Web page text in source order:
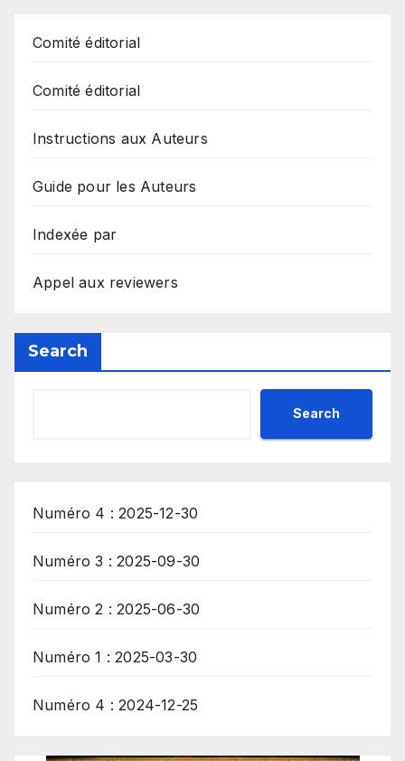
Comité éditorial
Comité éditorial
Instructions aux Auteurs
Guide pour les Auteurs
Indexée par
Appel aux reviewers
Search
Search
Numéro 4 : 2025-12-30
Numéro 3 : 2025-09-30
Numéro 2 : 2025-06-30
Numéro 1 : 2025-03-30
Numéro 4 : 2024-12-25